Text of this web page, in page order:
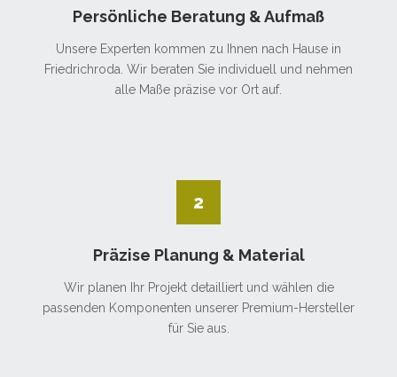
Persönliche Beratung & Aufmaß
Unsere Experten kommen zu Ihnen nach Hause in
Friedrichroda. Wir beraten Sie individuell und nehmen
alle Maße präzise vor Ort auf.
2
Präzise Planung & Material
Wir planen Ihr Projekt detailliert und wählen die
passenden Komponenten unserer Premium-Hersteller
für Sie aus.